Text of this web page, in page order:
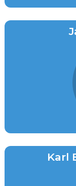
Karl